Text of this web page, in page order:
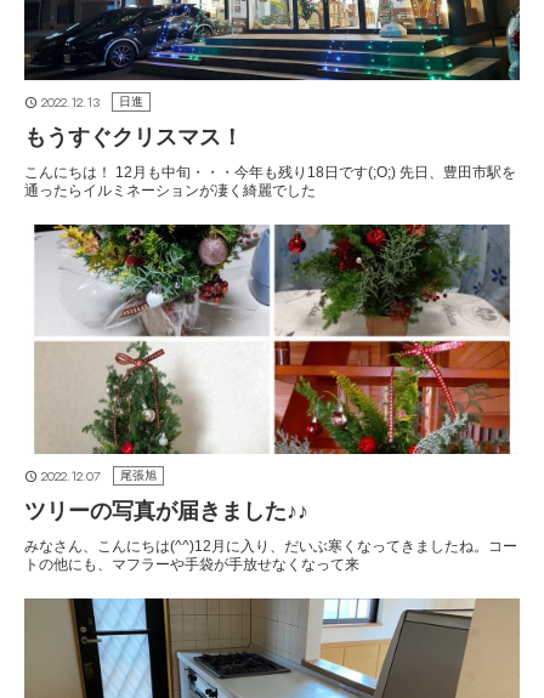
2022.12.13 日進
もうすぐクリスマス！
こんにちは！ 12月も中旬・・・今年も残り18日です(;O;) 先日、豊田市駅を
通ったらイルミネーションが凄く綺麗でした
2022.12.07 尾張旭
ツリーの写真が届きました♪♪
みなさん、こんにちは(^^)12月に入り、だいぶ寒くなってきましたね。コー
トの他にも、マフラーや手袋が手放せなくなって来